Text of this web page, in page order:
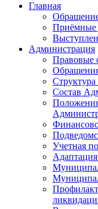
Главная
Приёмные
Администрация
Правовые
Состав
Учетная